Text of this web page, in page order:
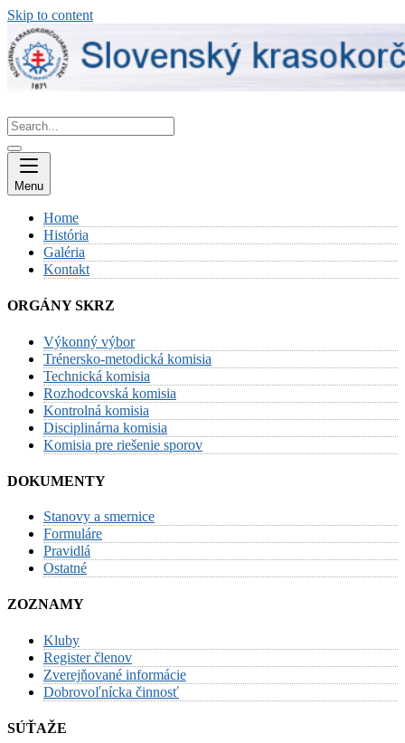
Skip to content
Menu
Home
História
Galéria
Kontakt
ORGÁNY SKRZ
Výkonný výbor
Trénersko-metodická komisia
Technická komisia
Rozhodcovská komisia
Kontrolná komisia
Disciplinárna komisia
Komisia pre riešenie sporov
DOKUMENTY
Stanovy a smernice
Formuláre
Pravidlá
Ostatné
ZOZNAMY
Kluby
Register členov
Zverejňované informácie
Dobrovoľnícka činnosť
SÚŤAŽE